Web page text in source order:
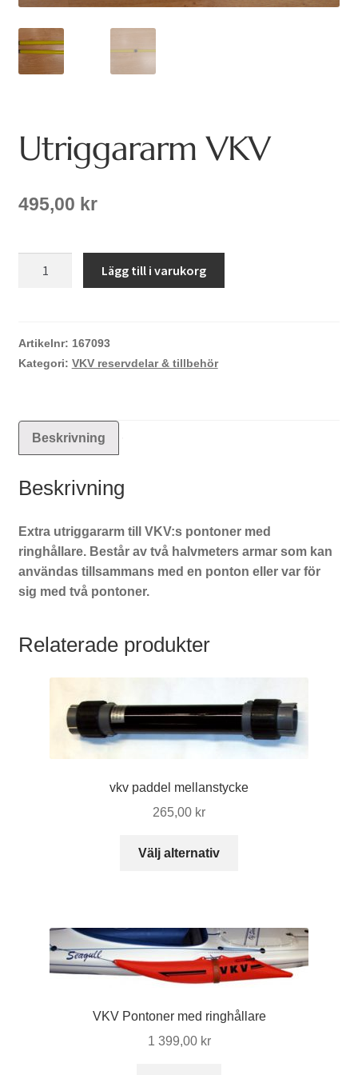
Utriggararm VKV
495,00 kr
Lägg till i varukorg
Artikelnr: 167093
Kategori: VKV reservdelar & tillbehör
Beskrivning
Beskrivning
Extra utriggararm till VKV:s pontoner med
ringhållare. Består av två halvmeters armar som kan
användas tillsammans med en ponton eller var för
sig med två pontoner.
Relaterade produkter
vkv paddel mellanstycke
265,00 kr
Välj alternativ
varianter.
De
olika
kan
VKV Pontoner med ringhållare
1 399,00 kr